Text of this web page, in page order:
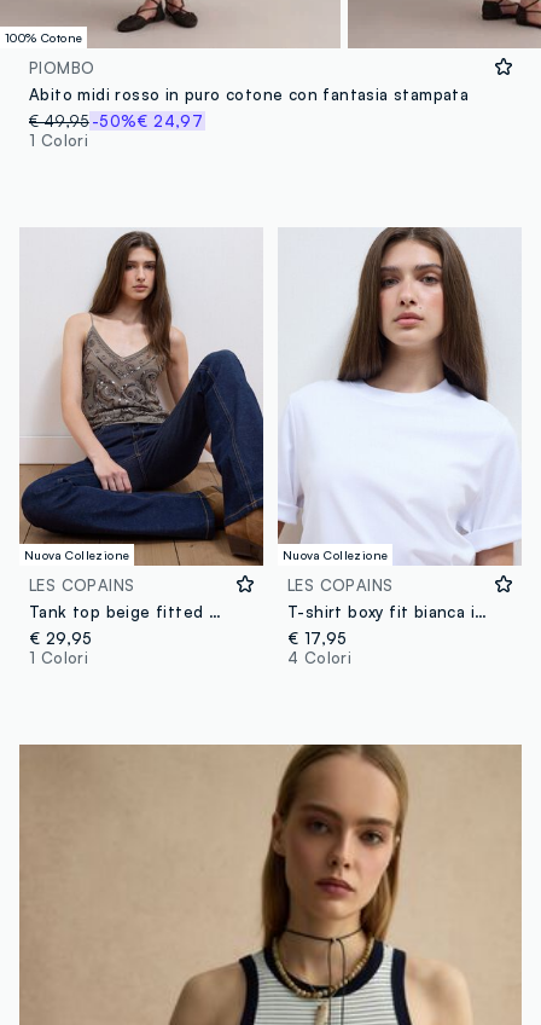
100% Cotone
PIOMBO
Abito midi rosso in puro cotone con fantasia stampata
€ 49,95-50%€ 24,97
1 Colori
Nuova Collezione
LES COPAINS
Tank top beige fitted con spalline sottili in tessuto elasticizzato
€ 29,95
1 Colori
Nuova Collezione
LES COPAINS
T-shirt boxy fit bianca in misto cotone e viscosa
€ 17,95
4 Colori